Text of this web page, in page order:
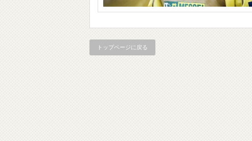
トップページに戻る